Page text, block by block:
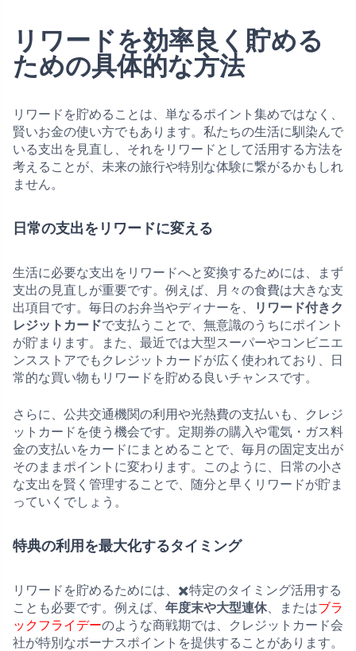
リワードを効率良く貯める
ための具体的な方法
リワードを貯めることは、単なるポイント集めではなく、
賢いお金の使い方でもあります。私たちの生活に馴染んで
いる支出を見直し、それをリワードとして活用する方法を
考えることが、未来の旅行や特別な体験に繋がるかもしれ
ません。
日常の支出をリワードに変える
生活に必要な支出をリワードへと変換するためには、まず
支出の見直しが重要です。例えば、月々の食費は大きな支
出項目です。毎日のお弁当やディナーを、
リワード付きク
レジットカードで支払うことで、無意識のうちにポイント
が貯まります。また、最近では大型スーパーやコンビニエ
ンスストアでもクレジットカードが広く使われており、日
常的な買い物もリワードを貯める良いチャンスです。
さらに、公共交通機関の利用や光熱費の支払いも、クレジ
ットカードを使う機会です。定期券の購入や電気・ガス料
金の支払いをカードにまとめることで、毎月の固定支出が
そのままポイントに変わります。このように、日常の小さ
な支出を賢く管理することで、随分と早くリワードが貯ま
っていくでしょう。
特典の利用を最大化するタイミング
リワードを貯めるためには、✖️特定のタイミング活用する
ことも必要です。例えば、 年度末や大型連休、またはブラ
ックフライデーのような商戦期では、クレジットカード会
社が特別なボーナスポイントを提供することがあります。